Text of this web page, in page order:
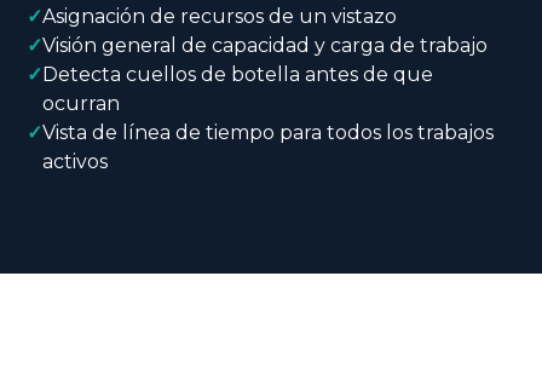
✓Asignación de recursos de un vistazo
✓Visión general de capacidad y carga de trabajo
✓Detecta cuellos de botella antes de que
ocurran
✓Vista de línea de tiempo para todos los trabajos
activos